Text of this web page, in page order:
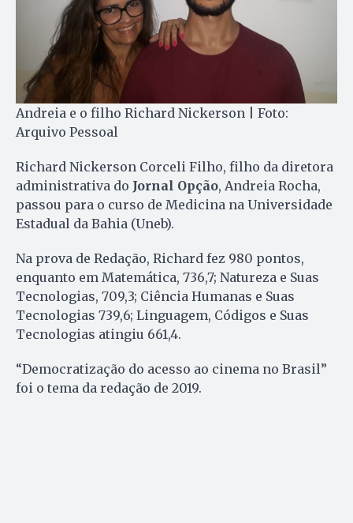
Andreia e o filho Richard Nickerson | Foto:
Arquivo Pessoal
Richard Nickerson Corceli Filho, filho da diretora
administrativa do Jornal Opção, Andreia Rocha,
passou para o curso de Medicina na Universidade
Estadual da Bahia (Uneb).
Na prova de Redação, Richard fez 980 pontos,
enquanto em Matemática, 736,7; Natureza e Suas
Tecnologias, 709,3; Ciência Humanas e Suas
Tecnologias 739,6; Linguagem, Códigos e Suas
Tecnologias atingiu 661,4.
“Democratização do acesso ao cinema no Brasil”
foi o tema da redação de 2019.